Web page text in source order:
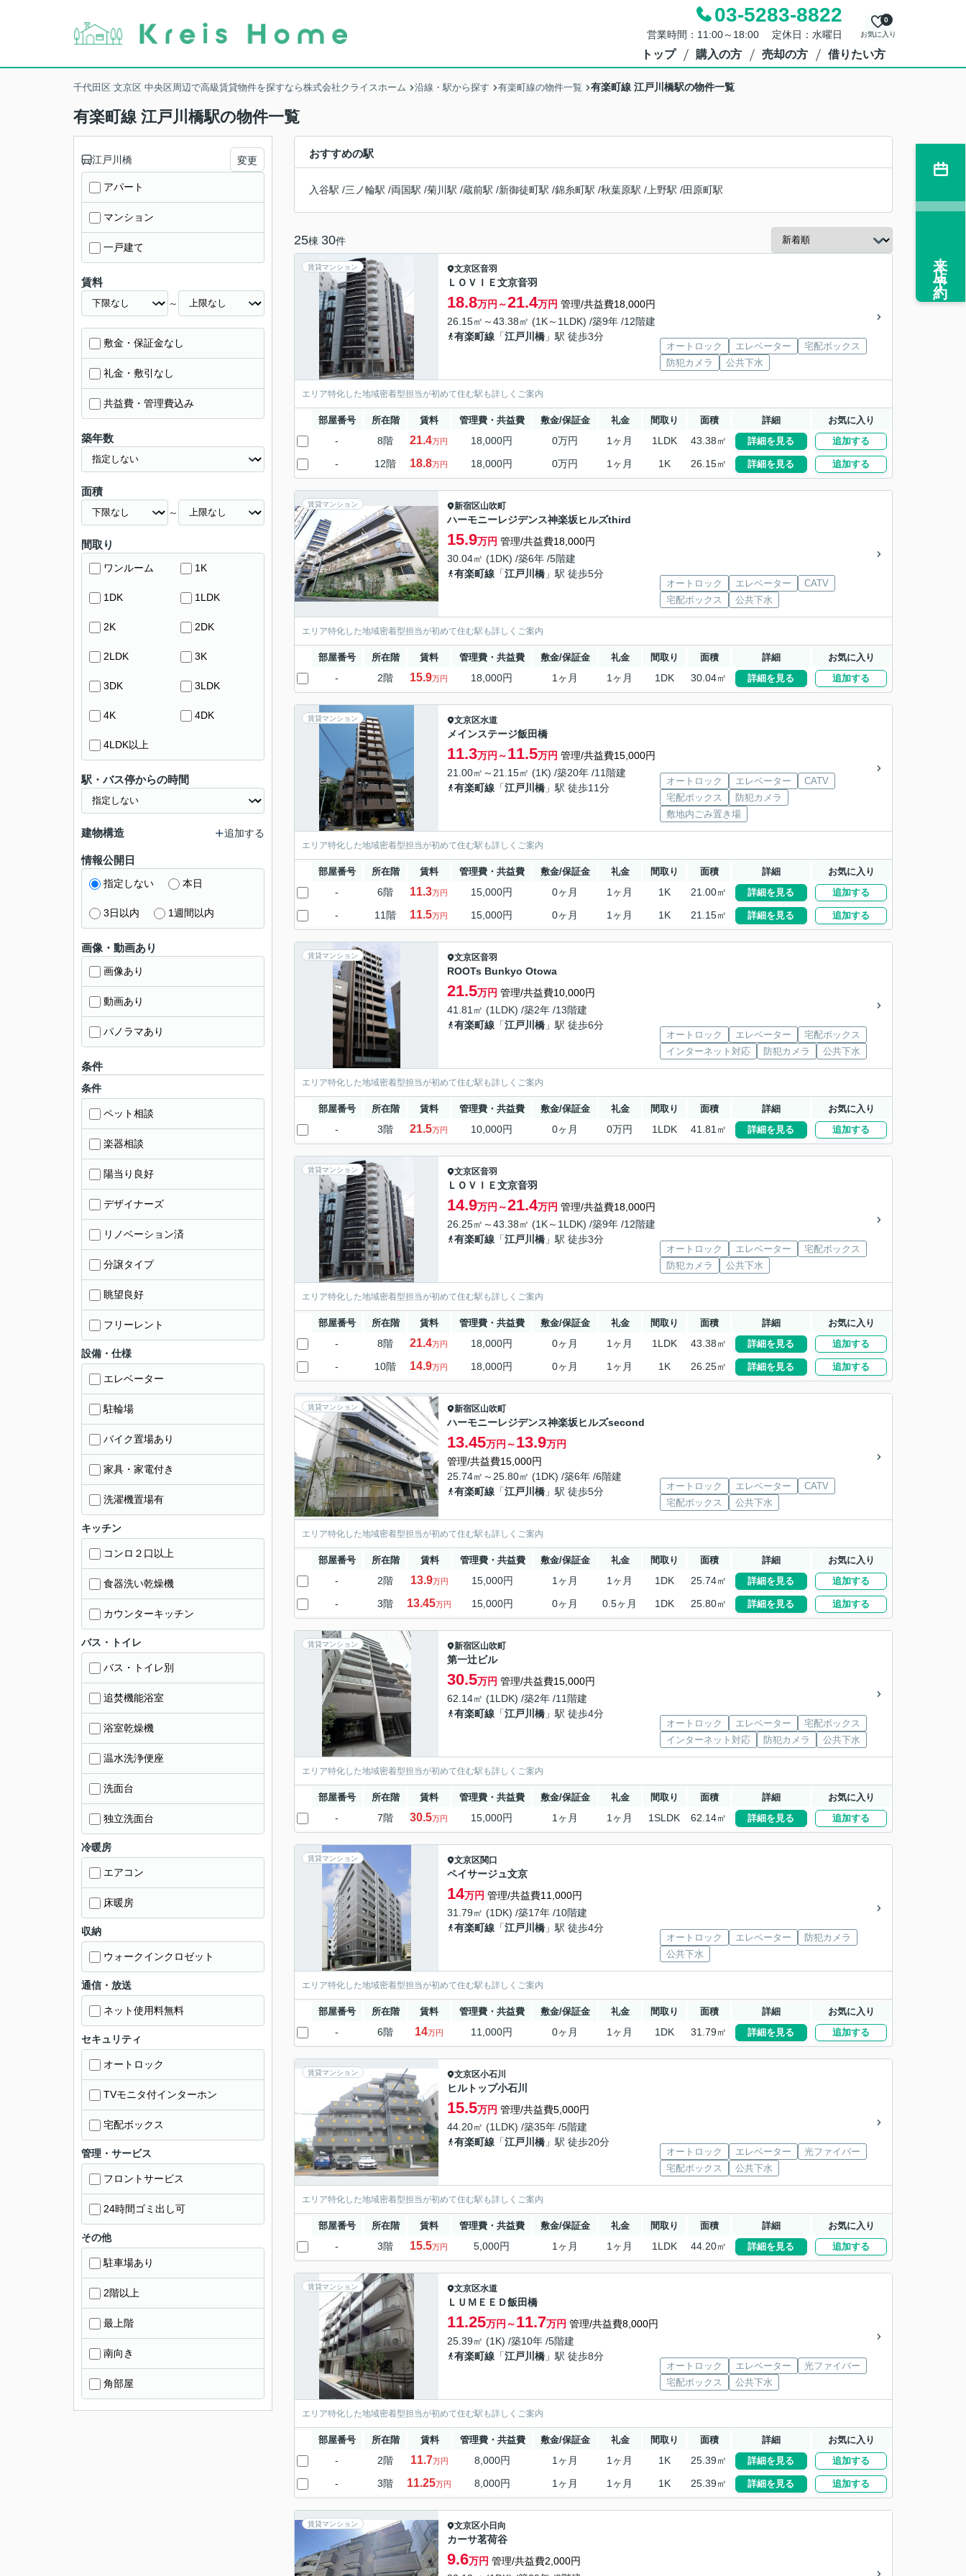
03-5283-8822
営業時間：11:00～18:00 定休日：水曜日 お気に入り
0
トップ 購入の方 売却の方 借りたい方
千代田区 文京区 中央区周辺で高級賃貸物件を探すなら株式会社クライスホーム 沿線・駅から探す 有楽町線の物件一覧 有楽町線 江戸川橋駅の物件一覧
有楽町線 江戸川橋駅の物件一覧
おすすめの駅
入谷駅 /三ノ輪駅 /両国駅 /菊川駅 /蔵前駅 /新御徒町駅 /錦糸町駅 /秋葉原駅 / 上野駅 /田原町駅
25棟 30件
賃貸マンション 文京区音羽
ＬＯＶＩＥ文京音羽
18.8万円～21.4万円 管理/共益費18,000円
26.15㎡～43.38㎡ (1K～1LDK) /築9年 /12階建
有楽町線 「江戸川橋 」駅 徒歩3分
オートロック エレベーター
宅配ボックス
防犯カメラ
公共下水
エリア特化した地域密着型担当が初めて住む駅も詳しくご案内
部屋番号 所在階 賃料 管理費・共益費 敷金/保証金 礼金 間取り 面積 詳細 お気に入り
- 8階 21.4万円 18,000円 0万円 1ヶ月 1LDK 43.38㎡ 詳細を見る 追加する
- 12階 18.8万円 18,000円 0万円 1ヶ月 1K 26.15㎡ 詳細を見る 追加する
賃貸マンション 新宿区山吹町
ハーモニーレジデンス神楽坂ヒルズthird
15.9万円 管理/共益費18,000円
30.04㎡ (1DK) /築6年 /5階建
有楽町線 「江戸川橋 」駅 徒歩5分
オートロック エレベーター
CATV
宅配ボックス
公共下水
エリア特化した地域密着型担当が初めて住む駅も詳しくご案内
部屋番号 所在階 賃料 管理費・共益費 敷金/保証金 礼金 間取り 面積 詳細 お気に入り
- 2階 15.9万円 18,000円 1ヶ月 1ヶ月 1DK 30.04㎡ 詳細を見る 追加する
賃貸マンション 文京区水道
メインステージ飯田橋
11.3万円～11.5万円 管理/共益費15,000円
21.00㎡～21.15㎡ (1K) /築20年 /11階建
有楽町線 「江戸川橋 」駅 徒歩11分
オートロック エレベーター
CATV
宅配ボックス
防犯カメラ
敷地内ごみ置き場
エリア特化した地域密着型担当が初めて住む駅も詳しくご案内
部屋番号 所在階 賃料 管理費・共益費 敷金/保証金 礼金 間取り 面積 詳細 お気に入り
- 6階 11.3万円 15,000円 0ヶ月 1ヶ月 1K 21.00㎡ 詳細を見る 追加する
- 11階 11.5万円 15,000円 0ヶ月 1ヶ月 1K 21.15㎡ 詳細を見る 追加する
賃貸マンション 文京区音羽
ROOTs Bunkyo Otowa
21.5万円 管理/共益費10,000円
41.81㎡ (1LDK) /築2年 /13階建
有楽町線 「江戸川橋 」駅 徒歩6分
オートロック エレベーター
宅配ボックス
インターネット対応
防犯カメラ 公共下水
エリア特化した地域密着型担当が初めて住む駅も詳しくご案内
部屋番号 所在階 賃料 管理費・共益費 敷金/保証金 礼金 間取り 面積 詳細 お気に入り
- 3階 21.5万円 10,000円 0ヶ月 0万円 1LDK 41.81㎡ 詳細を見る 追加する
賃貸マンション 文京区音羽
ＬＯＶＩＥ文京音羽
14.9万円～21.4万円 管理/共益費18,000円
26.25㎡～43.38㎡ (1K～1LDK) /築9年 /12階建
有楽町線 「江戸川橋 」駅 徒歩3分
オートロック エレベーター
宅配ボックス
防犯カメラ
公共下水
エリア特化した地域密着型担当が初めて住む駅も詳しくご案内
部屋番号 所在階 賃料 管理費・共益費 敷金/保証金 礼金 間取り 面積 詳細 お気に入り
- 8階 21.4万円 18,000円 0ヶ月 1ヶ月 1LDK 43.38㎡ 詳細を見る 追加する
- 10階 14.9万円 18,000円 0ヶ月 1ヶ月 1K 26.25㎡ 詳細を見る 追加する
賃貸マンション 新宿区山吹町
ハーモニーレジデンス神楽坂ヒルズsecond
13.45万円～13.9万円
管理/共益費15,000円
25.74㎡～25.80㎡ (1DK) /築6年 /6階建
有楽町線 「江戸川橋 」駅 徒歩5分 オートロック エレベーター
CATV
宅配ボックス
公共下水
エリア特化した地域密着型担当が初めて住む駅も詳しくご案内
部屋番号 所在階 賃料 管理費・共益費 敷金/保証金 礼金 間取り 面積 詳細 お気に入り
- 2階 13.9万円 15,000円 1ヶ月 1ヶ月 1DK 25.74㎡ 詳細を見る 追加する
- 3階 13.45万円 15,000円 0ヶ月 0.5ヶ月 1DK 25.80㎡ 詳細を見る 追加する
賃貸マンション 新宿区山吹町
第一辻ビル
30.5万円 管理/共益費15,000円
62.14㎡ (1LDK) /築2年 /11階建
有楽町線 「江戸川橋 」駅 徒歩4分
オートロック エレベーター
宅配ボックス
インターネット対応
防犯カメラ 公共下水
エリア特化した地域密着型担当が初めて住む駅も詳しくご案内
部屋番号 所在階 賃料 管理費・共益費 敷金/保証金 礼金 間取り 面積 詳細 お気に入り
- 7階 30.5万円 15,000円 1ヶ月 1ヶ月 1SLDK 62.14㎡ 詳細を見る 追加する
賃貸マンション 文京区関口
ペイサージュ文京
14万円 管理/共益費11,000円
31.79㎡ (1DK) /築17年 /10階建
有楽町線 「江戸川橋 」駅 徒歩4分
オートロック エレベーター
防犯カメラ
公共下水
エリア特化した地域密着型担当が初めて住む駅も詳しくご案内
部屋番号 所在階 賃料 管理費・共益費 敷金/保証金 礼金 間取り 面積 詳細 お気に入り
- 6階 14万円 11,000円 0ヶ月 1ヶ月 1DK 31.79㎡ 詳細を見る 追加する
賃貸マンション 文京区小石川
ヒルトップ小石川
15.5万円 管理/共益費5,000円
44.20㎡ (1LDK) /築35年 /5階建
有楽町線 「江戸川橋 」駅 徒歩20分
オートロック エレベーター
光ファイバー
宅配ボックス
公共下水
エリア特化した地域密着型担当が初めて住む駅も詳しくご案内
部屋番号 所在階 賃料 管理費・共益費 敷金/保証金 礼金 間取り 面積 詳細 お気に入り
- 3階 15.5万円 5,000円 1ヶ月 1ヶ月 1LDK 44.20㎡ 詳細を見る 追加する
賃貸マンション 文京区水道
ＬＵＭＥＥＤ飯田橋
11.25万円～11.7万円 管理/共益費8,000円
25.39㎡ (1K) /築10年 /5階建
有楽町線 「江戸川橋 」駅 徒歩8分
オートロック エレベーター
光ファイバー
宅配ボックス
公共下水
エリア特化した地域密着型担当が初めて住む駅も詳しくご案内
部屋番号 所在階 賃料 管理費・共益費 敷金/保証金 礼金 間取り 面積 詳細 お気に入り
- 2階 11.7万円 8,000円 1ヶ月 1ヶ月 1K 25.39㎡ 詳細を見る 追加する
- 3階 11.25万円 8,000円 1ヶ月 1ヶ月 1K 25.39㎡ 詳細を見る 追加する
賃貸マンション 文京区小日向
カーサ茗荷谷
9.6万円 管理/共益費2,000円
江戸川橋 変更
アパート
マンション
一戸建て
賃料
～
敷金・保証金なし
礼金・敷引なし
共益費・管理費込み
築年数
面積
～
間取り
ワンルーム 1K
1DK 1LDK
2K 2DK
2LDK 3K
3DK 3LDK
4K 4DK
4LDK以上
駅・バス停からの時間
建物構造 追加する
情報公開日
指定しない 本日
3日以内 1週間以内
画像・動画あり
画像あり
動画あり
パノラマあり
条件
条件
ペット相談
楽器相談
陽当り良好
デザイナーズ
リノベーション済
分譲タイプ
眺望良好
フリーレント
設備・仕様
エレベーター
駐輪場
バイク置場あり
家具・家電付き
洗濯機置場有
キッチン
コンロ２口以上
食器洗い乾燥機
カウンターキッチン
バス・トイレ
バス・トイレ別
追焚機能浴室
浴室乾燥機
温水洗浄便座
洗面台
独立洗面台
冷暖房
エアコン
床暖房
収納
ウォークインクロゼット
通信・放送
ネット使用料無料
セキュリティ
オートロック
TVモニタ付インターホン
宅配ボックス
管理・サービス
フロントサービス
24時間ゴミ出し可
その他
駐車場あり
2階以上
最上階
南向き
角部屋
来店予約